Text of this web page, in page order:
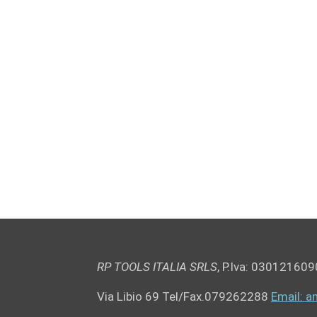
RP TOOLS ITALIA SRLS, P.Iva:
Via Libio 69 Tel/Fax.079262288 Email: